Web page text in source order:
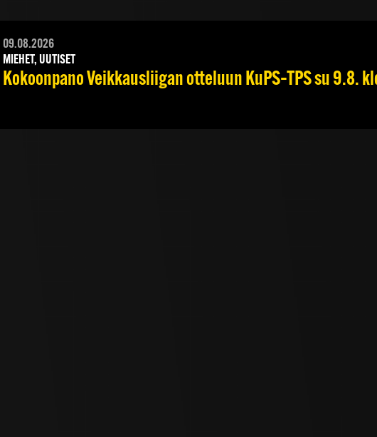
09.08.2026
MIEHET, UUTISET
Kokoonpano Veikkausliigan otteluun KuPS–TPS su 9.8.